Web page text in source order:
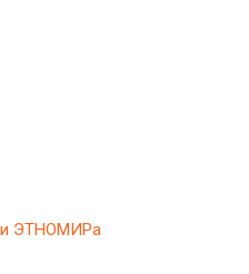
ЭТНОМИРа